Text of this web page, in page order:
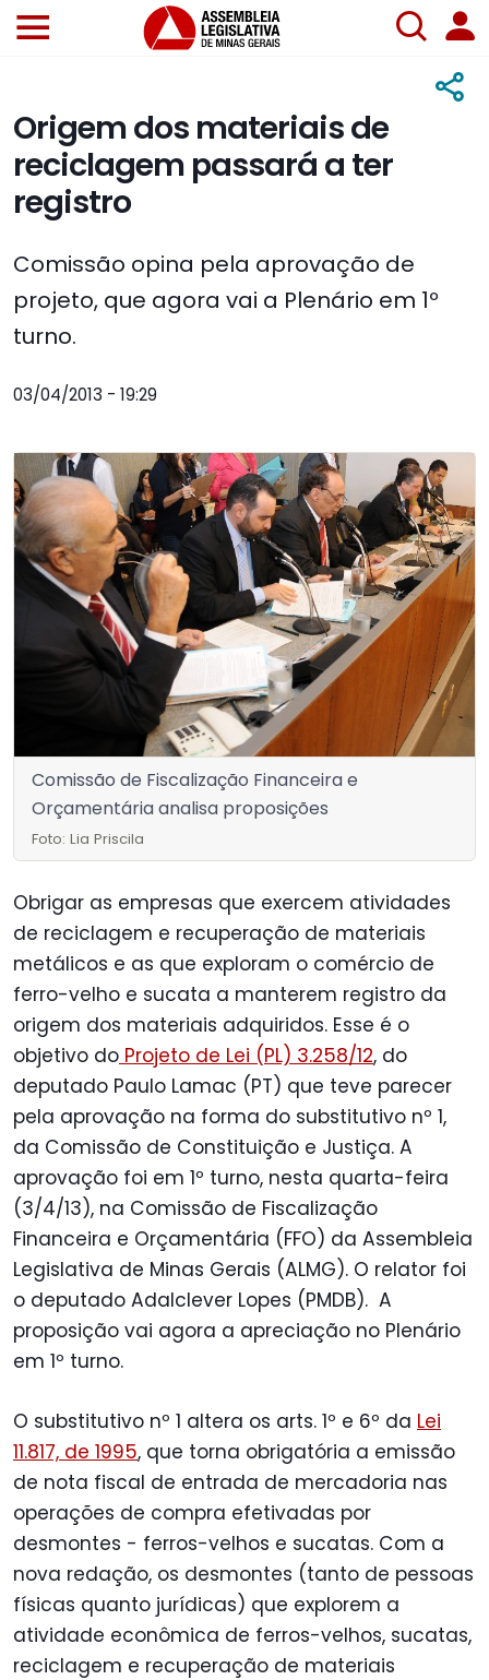
Origem dos materiais de
reciclagem passará a ter
registro
Comissão opina pela aprovação de
projeto, que agora vai a Plenário em 1º
turno.
03/04/2013 - 19:29
Comissão de Fiscalização Financeira e
Orçamentária analisa proposições
Foto: Lia Priscila
Obrigar as empresas que exercem atividades
de reciclagem e recuperação de materiais
metálicos e as que exploram o comércio de
ferro-velho e sucata a manterem registro da
origem dos materiais adquiridos. Esse é o
objetivo do Projeto de Lei (PL) 3.258/12, do
deputado Paulo Lamac (PT) que teve parecer
pela aprovação na forma do substitutivo nº 1,
da Comissão de Constituição e Justiça. A
aprovação foi em 1º turno, nesta quarta-feira
(3/4/13), na Comissão de Fiscalização
Financeira e Orçamentária (FFO) da Assembleia
Legislativa de Minas Gerais (ALMG). O relator foi
o deputado Adalclever Lopes (PMDB). A
proposição vai agora a apreciação no Plenário
em 1º turno.
O substitutivo nº 1 altera os arts. 1º e 6º da Lei
11.817, de 1995, que torna obrigatória a emissão
de nota fiscal de entrada de mercadoria nas
operações de compra efetivadas por
desmontes - ferros-velhos e sucatas. Com a
nova redação, os desmontes (tanto de pessoas
físicas quanto jurídicas) que explorem a
atividade econômica de ferros-velhos, sucatas,
reciclagem e recuperação de materiais